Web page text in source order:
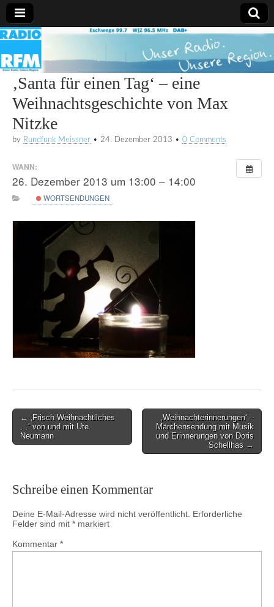
Radio
RFM
‚Santa für einen Tag‘ – eine
Weihnachtsgeschichte von Max
Nitzke
by Rundfunk Meissner • 24. Dezember 2013 • 0 Comments
WANN:
26. Dezember 2013 um 13:00 – 14:00
WORTSENDUNGEN
Post
navigation
← ‚Frisch Weihnachtliches
…‘ von und mit Ute
Neumann
‚Weihnachterinnerungen‘ –
Märchensendung mit Musik
und Erinnerungen von Doris
Schellhas →
Schreibe einen Kommentar
Deine E-Mail-Adresse wird nicht veröffentlicht. Erforderliche
Felder sind mit * markiert
Kommentar *